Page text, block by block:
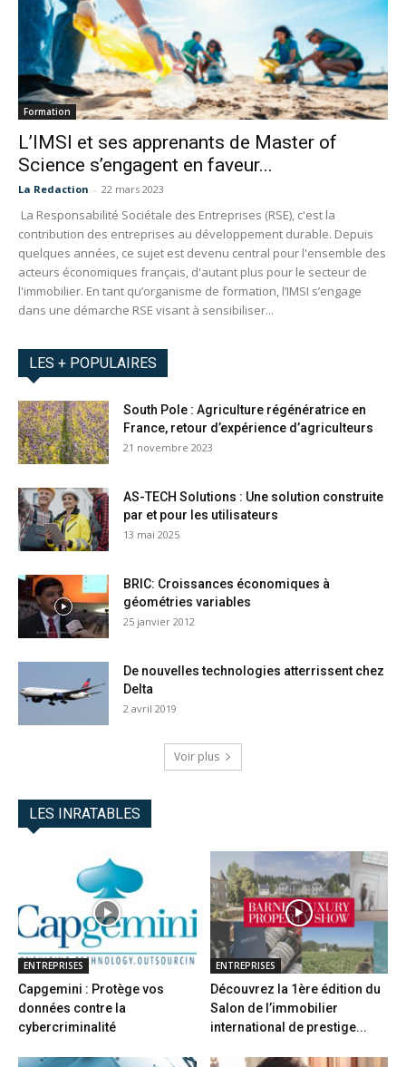
Formation
L’IMSI et ses apprenants de Master of
Science s’engagent en faveur...
La Redaction - 22 mars 2023
La Responsabilité Sociétale des Entreprises (RSE), c'est la
contribution des entreprises au développement durable. Depuis
quelques années, ce sujet est devenu central pour l'ensemble des
acteurs économiques français, d'autant plus pour le secteur de
l'immobilier. En tant qu’organisme de formation, l’IMSI s’engage
dans une démarche RSE visant à sensibiliser...
LES + POPULAIRES
South Pole : Agriculture régénératrice en
France, retour d’expérience d’agriculteurs
21 novembre 2023
AS-TECH Solutions : Une solution construite
par et pour les utilisateurs
13 mai 2025
BRIC: Croissances économiques à
géométries variables
25 janvier 2012
De nouvelles technologies atterrissent chez
Delta
2 avril 2019
Voir plus
LES INRATABLES
ENTREPRISES
Capgemini : Protège vos
données contre la
cybercriminalité
ENTREPRISES
Découvrez la 1ère édition du
Salon de l’immobilier
international de prestige...